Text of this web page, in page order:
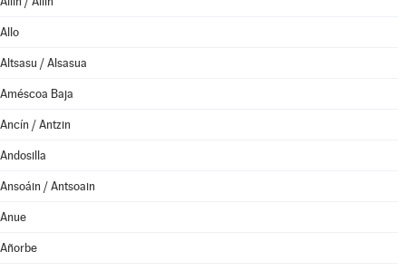
Allo
Altsasu / Alsasua
Améscoa Baja
Ancín / Antzin
Andosilla
Ansoáin / Antsoain
Anue
Añorbe